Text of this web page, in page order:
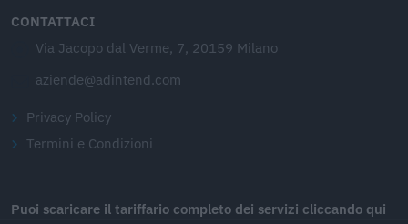
CONTATTACI
Via Jacopo dal Verme, 7, 20159 Milano
aziende@adintend.com
Privacy Policy
Termini e Condizioni
Puoi scaricare il tariffario completo dei servizi cliccando qui